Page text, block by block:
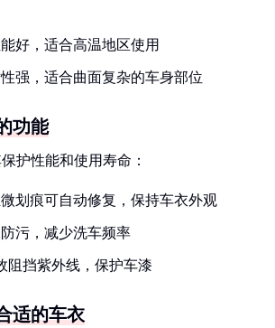
好，适合高温地区使用
强，适合曲面复杂的车身部位
功能
护性能和使用寿命：
微划痕可自动修复，保持车衣外观
防污，减少洗车频率
阻挡紫外线，保护车漆
适的车衣